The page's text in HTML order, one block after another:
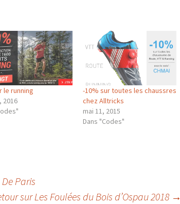
le running
2016
-10% sur toutes les chaussres
chez Alltricks
mai 11, 2015
Dans "Codes"
Paris
sur Les Foulées du Bois d’Ospau 2018 →